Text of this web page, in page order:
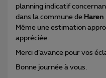
planning indicatif
dans la commune de Haren
Même une estimation
appréciée.
Merci d’avance pour vos
Bonne journée à vous.